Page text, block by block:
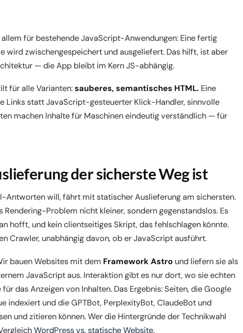
für bestehende JavaScript-Anwendungen: Eine fertig
wird zwischengespeichert und ausgeliefert. Das hilft, ist aber
— die App bleibt im Kern JS-abhängig.
für alle Varianten:sauberes, semantisches HTML. Eine
Links statt JavaScript-gesteuerter Klick-Handler, sinnvolle
machen Inhalte für Maschinen eindeutig verständlich — für
der sicherste Weg ist
Antworten will, fährt mit statischer Auslieferung am sichersten.
Rendering-Problem nicht kleiner, sonderngegenstandslos. Es
hofft, und kein clientseitiges Skript, das fehlschlagen könnte.
Crawler, unabhängig davon, ob er JavaScript ausführt.
bauen Websites mit dem Framework Astro und liefern sie als
JavaScript aus. Interaktion gibt es nur dort, wo sie echten
das Anzeigen von Inhalten. Das Ergebnis: Seiten, die Google
indexiert und die GPTBot, PerplexityBot, ClaudeBot und
und zitieren können. Wer die Hintergründe der Technikwahl
WordPress vs. statische Website.